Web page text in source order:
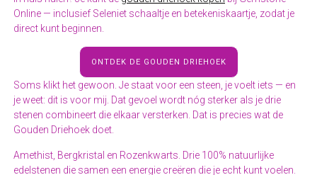
Online — inclusief Seleniet schaaltje en betekeniskaartje, zodat je
direct kunt beginnen.
ONTDEK DE GOUDEN DRIEHOEK
Soms klikt het gewoon. Je staat voor een steen, je voelt iets — en
je weet: dit is voor mij. Dat gevoel wordt nóg sterker als je drie
stenen combineert die elkaar versterken. Dat is precies wat de
Gouden Driehoek doet.
Amethist, Bergkristal en Rozenkwarts. Drie 100% natuurlijke
edelstenen die samen een energie creëren die je echt kunt voelen.